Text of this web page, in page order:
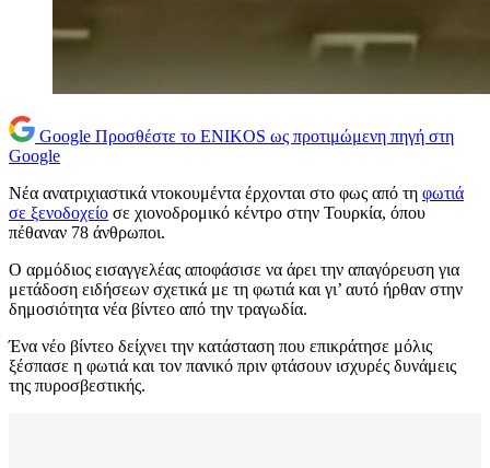
Google Προσθέστε το ENIKOS ως προτιμώμενη πηγή στη
Google
Νέα ανατριχιαστικά ντοκουμέντα έρχονται στο φως από τη φωτιά
σε ξενοδοχείο σε χιονοδρομικό κέντρο στην Τουρκία, όπου
πέθαναν 78 άνθρωποι.
Ο αρμόδιος εισαγγελέας αποφάσισε να άρει την απαγόρευση για
μετάδοση ειδήσεων σχετικά με τη φωτιά και γι’ αυτό ήρθαν στην
δημοσιότητα νέα βίντεο από την τραγωδία.
Ένα νέο βίντεο δείχνει την κατάσταση που επικράτησε μόλις
ξέσπασε η φωτιά και τον πανικό πριν φτάσουν ισχυρές δυνάμεις
της πυροσβεστικής.